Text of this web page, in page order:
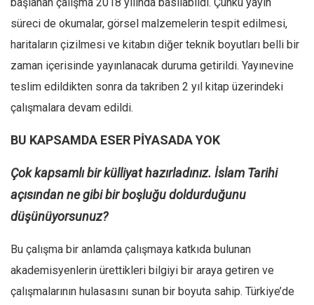
Amerika
Avustralya
Tarih
Düşünce
süreci de okumalar, görsel malzemelerin tespit edilmesi,
haritaların çizilmesi ve kitabın diğer teknik boyutları belli bir
zaman içerisinde yayınlanacak duruma getirildi. Yayınevine
teslim edildikten sonra da takriben 2 yıl kitap üzerindeki
çalışmalara devam edildi.
BU KAPSAMDA ESER PİYASADA YOK
Çok kapsamlı bir külliyat hazırladınız. İslam Tarihi
açısından ne gibi bir boşluğu doldurduğunu
düşünüyorsunuz?
Bu çalışma bir anlamda çalışmaya katkıda bulunan
akademisyenlerin ürettikleri bilgiyi bir araya getiren ve
çalışmalarının hulasasını sunan bir boyuta sahip. Türkiye’de